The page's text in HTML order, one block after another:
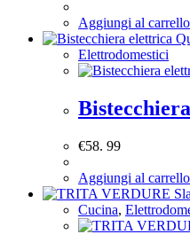
Aggiungi al carrello
Elettrodomestici
€58. 99
Aggiungi al carrello
Cucina,